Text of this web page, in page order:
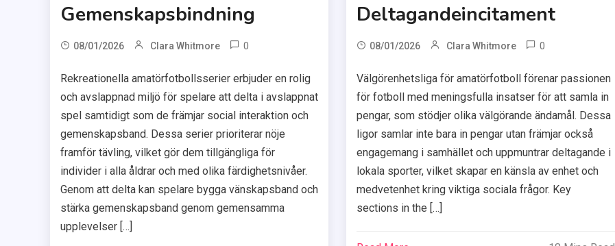
Gemenskapsbindning
08/01/2026 Clara Whitmore 0
Rekreationella amatörfotbollsserier erbjuder en rolig
och avslappnad miljö för spelare att delta i avslappnat
spel samtidigt som de främjar social interaktion och
gemenskapsband. Dessa serier prioriterar nöje
framför tävling, vilket gör dem tillgängliga för
individer i alla åldrar och med olika färdighetsnivåer.
Genom att delta kan spelare bygga vänskapsband och
stärka gemenskapsband genom gemensamma
upplevelser […]
Deltagandeincitament
08/01/2026 Clara Whitmore 0
Välgörenhetsliga för amatörfotboll förenar passionen
för fotboll med meningsfulla insatser för att samla in
pengar, som stödjer olika välgörande ändamål. Dessa
ligor samlar inte bara in pengar utan främjar också
engagemang i samhället och uppmuntrar deltagande i
lokala sporter, vilket skapar en känsla av enhet och
medvetenhet kring viktiga sociala frågor. Key
sections in the […]